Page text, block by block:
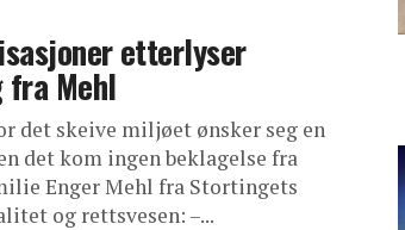
etterlyser
fra Mehl
det skeive miljøet ønsker seg en
det kom ingen beklagelse fra
Enger Mehl fra Stortingets
og rettsvesen: –...